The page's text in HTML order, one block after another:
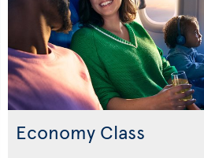
Economy Class